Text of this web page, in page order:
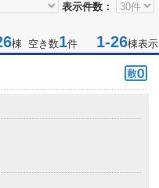
表示件数：
棟 空き数1件 1-26棟表示